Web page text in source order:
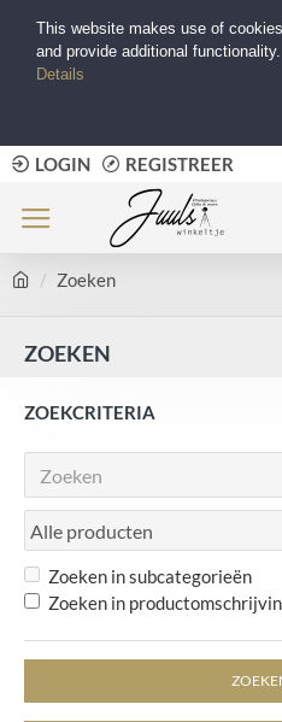
LOGIN REGISTREER
Zoeken
ZOEKEN
ZOEKCRITERIA
Zoeken in subcategorieën
Zoeken in
This website makes use of
and provide additional functionality.
Details